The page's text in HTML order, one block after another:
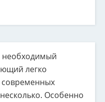
необходимый
легко
современных
Особенно